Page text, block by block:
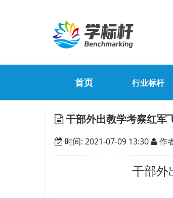
首页 行业标杆
干部外出教学考察红军
时间: 2021-07-09 13:30 作
干部外